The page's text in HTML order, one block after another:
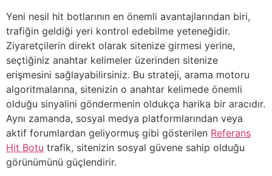
Yeni nesil hit botlarının en önemli avantajlarından biri,
trafiğin geldiği yeri kontrol edebilme yeteneğidir.
Ziyaretçilerin direkt olarak sitenize girmesi yerine,
seçtiğiniz anahtar kelimeler üzerinden sitenize
erişmesini sağlayabilirsiniz. Bu strateji, arama motoru
algoritmalarına, sitenizin o anahtar kelimede önemli
olduğu sinyalini göndermenin oldukça harika bir aracıdır.
Aynı zamanda, sosyal medya platformlarından veya
aktif forumlardan geliyormuş gibi gösterilen Referans
Hit Botu trafik, sitenizin sosyal güvene sahip olduğu
görünümünü güçlendirir.